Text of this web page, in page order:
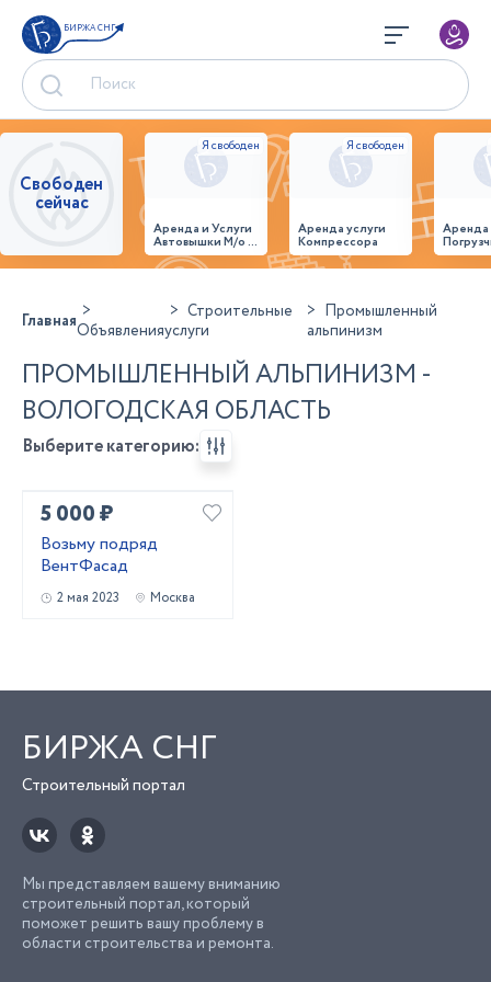
БИРЖА СНГ
Свободен
сейчас
Аренда и Услуги
Автовышки М/о г.
Домодедово
26,28,32 место
Аренда услуги
Компрессора
ГлавнаяОбъявления
Строительные
услуги
Промышленный
альпинизм
ПРОМЫШЛЕННЫЙ АЛЬПИНИЗМ -
ВОЛОГОДСКАЯ ОБЛАСТЬ
Выберите категорию:
5 000 ₽
Возьму подряд
ВентФасад
2 мая 2023 Москва
БИРЖА СНГ
Строительный портал
Мы представляем вашему вниманию
строительный портал, который
поможет решить вашу проблему в
области строительства и ремонта.